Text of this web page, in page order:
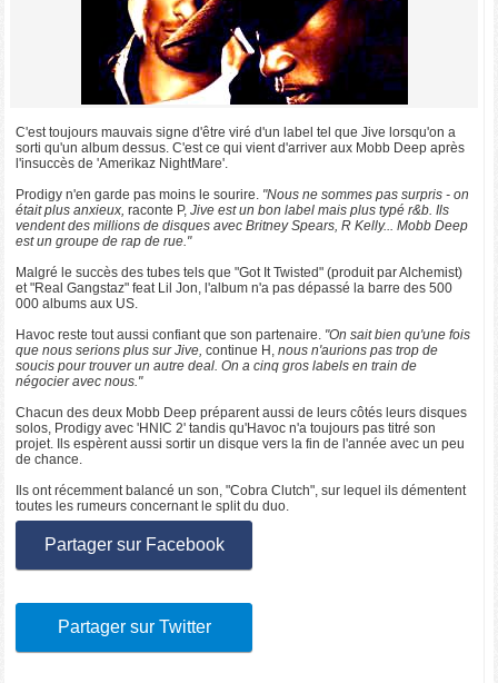
C'est toujours mauvais signe d'être viré d'un label tel que Jive lorsqu'on a
sorti qu'un album dessus. C'est ce qui vient d'arriver aux Mobb Deep après
l'insuccès de 'Amerikaz NightMare'.
Prodigy n'en garde pas moins le sourire. "Nous ne sommes pas surpris - on
était plus anxieux,raconte P,Jive est un bon label mais plus typé r&b. Ils
vendent des millions de disques avec Britney Spears, R Kelly... Mobb Deep
est un groupe de rap de rue."
Malgré le succès des tubes tels que "Got It Twisted" (produit par Alchemist)
et "Real Gangstaz" feat Lil Jon, l'album n'a pas dépassé la barre des 500
000 albums aux US.
Havoc reste tout aussi confiant que son partenaire. "On sait bien qu'une fois
que nous serions plus sur Jive, continue H,nous n'aurions pas trop de
soucis pour trouver un autre deal. On a cinq gros labels en train de
négocier avec nous."
Chacun des deux Mobb Deep préparent aussi de leurs côtés leurs disques
solos, Prodigy avec 'HNIC 2' tandis qu'Havoc n'a toujours pas titré son
projet. Ils espèrent aussi sortir un disque vers la fin de l'année avec un peu
de chance.
Ils ont récemment balancé un son, "Cobra Clutch", sur lequel ils démentent
toutes les rumeurs concernant le split du duo.
Partager sur Facebook
Partager sur Twitter